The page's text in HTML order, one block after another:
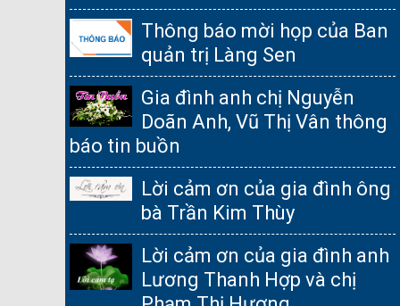
Thông báo mời họp của Ban
quản trị Làng Sen
Gia đình anh chị Nguyễn
Doãn Anh, Vũ Thị Vân thông
báo tin buồn
Lời cảm ơn của gia đình ông
bà Trần Kim Thùy
Lời cảm ơn của gia đình anh
Lương Thanh Hợp và chị